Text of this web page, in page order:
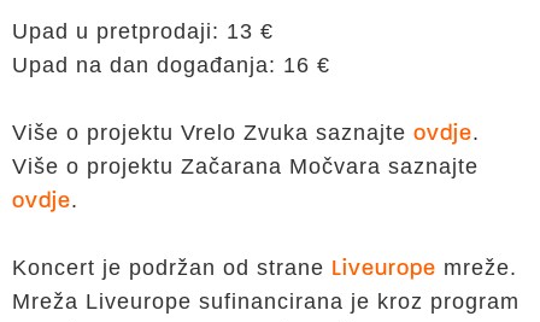
Upad u pretprodaji: 13 €
Upad na dan događanja: 16 €
Više o projektu Vrelo Zvuka saznajte ovdje.
Više o projektu Začarana Močvara saznajte
ovdje.
Koncert je podržan od strane Liveurope mreže.
Mreža Liveurope sufinancirana je kroz program